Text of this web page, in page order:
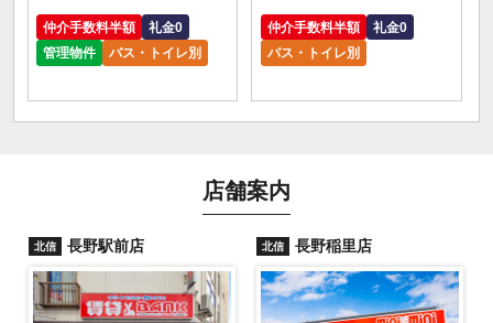
仲介手数料半額
礼金0
管理物件
バス・トイレ別
仲介手数料半額
礼金0
バス・トイレ別
店舗案内
北信 長野駅前店 北信 長野稲里店